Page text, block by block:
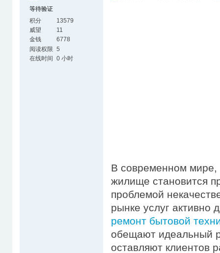
等待验证
积分
13579
威望
11
金钱
6778
阅读权限 5
在线时间 0 小时
В современном мире,
жилище становится
проблемой
рынке услуг
ремонт бытовой
обещают идеальный
оставляют клиентов